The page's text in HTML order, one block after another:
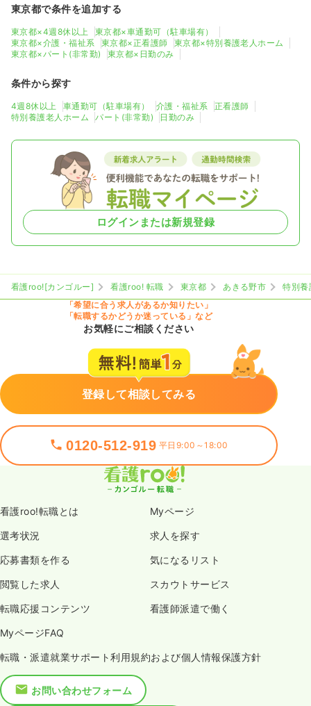
東京都で条件を追加する
東京都×4週8休以上
東京都×車通勤可（駐車場有）
東京都×介護・福祉系
東京都×正看護師
東京都×特別養護老人ホーム
東京都×パート(非常勤)
東京都×日勤のみ
条件から探す
4週8休以上 車通勤可（駐車場有） 介護・福祉系
正看護師
特別養護老人ホーム
パート(非常勤) 日勤のみ
ログインまたは新規登録
看護roo![カンゴルー] 看護roo! 転職 東京都 あきる野市
特別養
「希望に合う求人があるか知りたい」
「転職するかどうか迷っている」など
お気軽にご相談ください
登録して相談してみる
0120-512-919 平日9:00～18:00
看護roo!転職とは Myページ
選考状況 求人を探す
応募書類を作る 気になるリスト
閲覧した求人 スカウトサービス
転職応援コンテンツ 看護師派遣で働く
MyページFAQ
転職・派遣就業サポート利用規約および個人情報保護方針
お問い合わせフォーム